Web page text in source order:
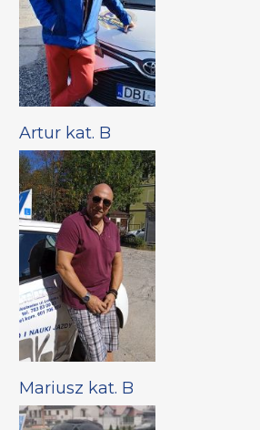
Artur kat. B
Mariusz kat. B